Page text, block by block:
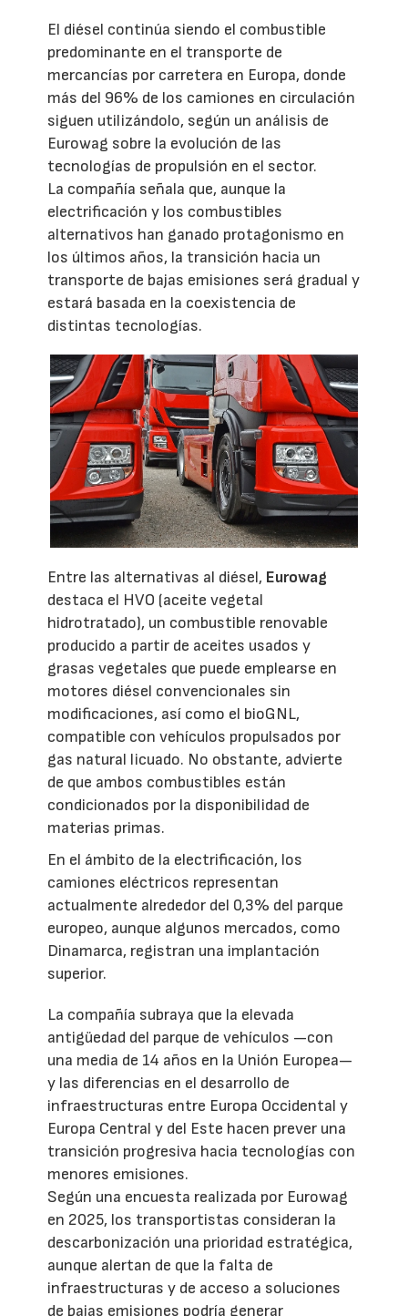
El diésel continúa siendo el combustible
predominante en el transporte de
mercancías por carretera en Europa, donde
más del 96% de los camiones en circulación
siguen utilizándolo, según un análisis de
Eurowag sobre la evolución de las
tecnologías de propulsión en el sector.
La compañía señala que, aunque la
electrificación y los combustibles
alternativos han ganado protagonismo en
los últimos años, la transición hacia un
transporte de bajas emisiones será gradual y
estará basada en la coexistencia de
distintas tecnologías.
Entre las alternativas al diésel, Eurowag
destaca el HVO (aceite vegetal
hidrotratado), un combustible renovable
producido a partir de aceites usados y
grasas vegetales que puede emplearse en
motores diésel convencionales sin
modificaciones, así como el bioGNL,
compatible con vehículos propulsados por
gas natural licuado. No obstante, advierte
de que ambos combustibles están
condicionados por la disponibilidad de
materias primas.
En el ámbito de la electrificación, los
camiones eléctricos representan
actualmente alrededor del 0,3% del parque
europeo, aunque algunos mercados, como
Dinamarca, registran una implantación
superior.
La compañía subraya que la elevada
antigüedad del parque de vehículos —con
una media de 14 años en la Unión Europea—
y las diferencias en el desarrollo de
infraestructuras entre Europa Occidental y
Europa Central y del Este hacen prever una
transición progresiva hacia tecnologías con
menores emisiones.
Según una encuesta realizada por Eurowag
en 2025, los transportistas consideran la
descarbonización una prioridad estratégica,
aunque alertan de que la falta de
infraestructuras y de acceso a soluciones
de bajas emisiones podría generar